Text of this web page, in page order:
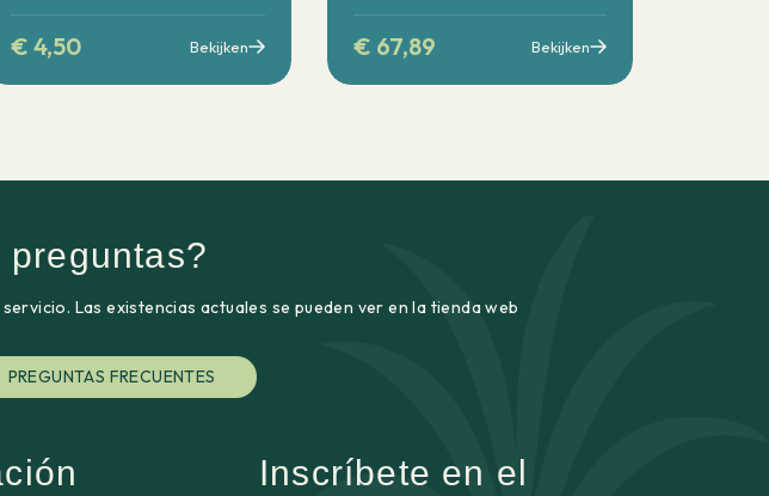
€ 4,50 Bekijken € 67,89 Bekijken
preguntas?
Las existencias actuales se pueden ver en la tienda web
PREGUNTAS FRECUENTES
Inscríbete en el